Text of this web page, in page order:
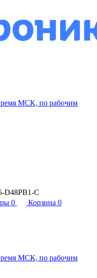
МСК, по рабочим
D48PB1-C
0 Корзина 0
МСК, по рабочим